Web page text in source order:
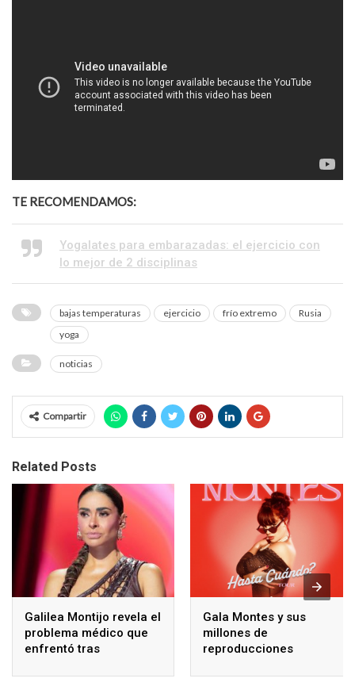
TE RECOMENDAMOS:
Yogalates para embarazadas: el ejercicio con
lo mejor de 2 disciplinas
bajas temperaturas ejercicio frío extremo
Rusia
yoga
noticias
Compartir
Related Posts
Galilea Montijo revela el
problema médico que
enfrentó tras
Gala Montes y sus
millones de
reproducciones